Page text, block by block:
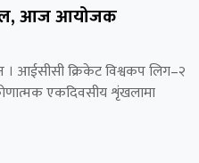
आज आयोजक
। आईसीसी क्रिकेट विश्वकप लिग–२
एकदिवसीय शृंखलामा